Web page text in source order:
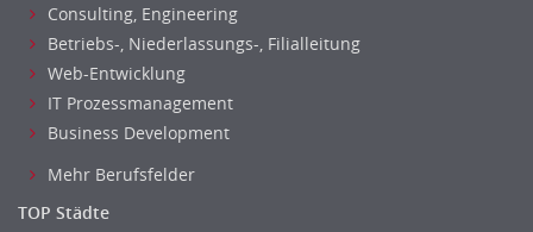
Consulting, Engineering
Betriebs-, Niederlassungs-, Filialleitung
Web-Entwicklung
IT Prozessmanagement
Business Development
Mehr Berufsfelder
TOP Städte